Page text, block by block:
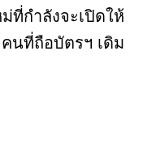
ที่กำลังจะเปิดให้
นที่ถือบัตรฯ เดิม